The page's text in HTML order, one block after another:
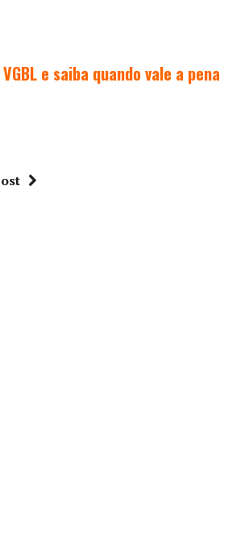
e saiba quando vale a pena